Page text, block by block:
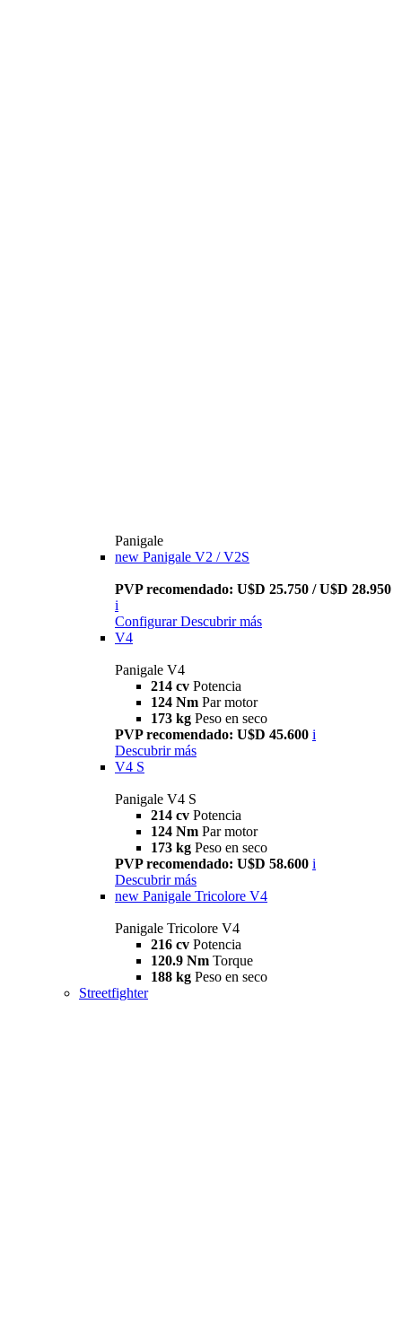
Panigale
new Panigale V2 / V2S
PVP recomendado: U$D 25.750 / U$D 28.950
i
Configurar Descubrir más
V4
Panigale V4
214 cv Potencia
124 Nm Par motor
173 kg Peso en seco
PVP recomendado: U$D 45.600 i
Descubrir más
V4 S
Panigale V4 S
214 cv Potencia
124 Nm Par motor
173 kg Peso en seco
PVP recomendado: U$D 58.600 i
Descubrir más
new Panigale Tricolore V4
Panigale Tricolore V4
216 cv Potencia
120.9 Nm Torque
188 kg Peso en seco
Streetfighter